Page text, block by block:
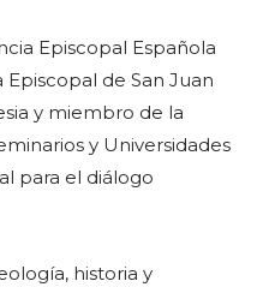
Episcopal Española
de San Juan
y miembro de la
y Universidades
para el diálogo
historia y